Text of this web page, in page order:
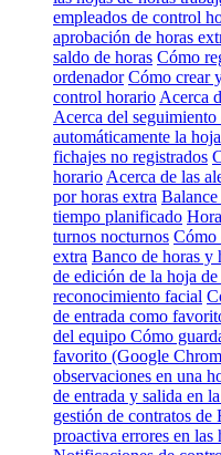
empleados de control
aprobación de horas
saldo de horas Cómo
ordenador Cómo crear
control horario Acerca
Acerca del
automáticamente la
fichajes no registrados
horario Acerca de las
por horas extra Balance
tiempo planificado
turnos nocturnos Cómo
extra Banco de horas y
de edición de la hoja de
reconocimiento facial
de entrada como
del equipo Cómo
favorito (Google
observaciones en una
de entrada y salida en
gestión de contratos de
proactiva errores en las